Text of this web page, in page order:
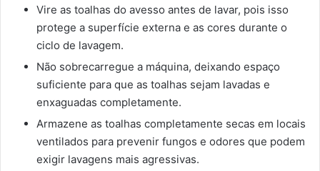
Vire as toalhas do avesso antes de lavar, pois isso
protege a superfície externa e as cores durante o
ciclo de lavagem.
Não sobrecarregue a máquina, deixando espaço
suficiente para que as toalhas sejam lavadas e
enxaguadas completamente.
Armazene as toalhas completamente secas em locais
ventilados para prevenir fungos e odores que podem
exigir lavagens mais agressivas.